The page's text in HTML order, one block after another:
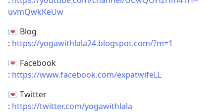
uvmQwkKeUw
💌 Blog
: https://yogawithlala24.blogspot.com/?m=1
💌 Facebook
: https://www.facebook.com/expatwifeLL
💌 Twitter
: https://twitter.com/yogawithlala